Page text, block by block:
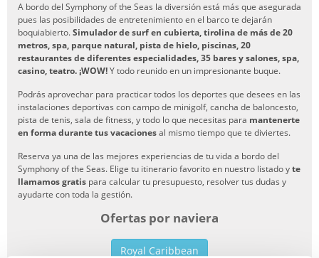
A bordo del Symphony of the Seas la diversión está más que asegurada
pues las posibilidades de entretenimiento en el barco te dejarán
boquiabierto.Simulador de surf en cubierta, tirolina de más de 20
metros, spa, parque natural, pista de hielo, piscinas, 20
restaurantes de diferentes especialidades, 35 bares y salones, spa,
casino, teatro. ¡WOW!Y todo reunido en un impresionante buque.
Podrás aprovechar para practicar todos los deportes que desees en las
instalaciones deportivas con campo de minigolf, cancha de baloncesto,
pista de tenis, sala de fitness, y todo lo que necesitas para mantenerte
en forma durante tus vacacionesal mismo tiempo que te diviertes.
Reserva ya una de las mejores experiencias de tu vida a bordo del
Symphony of the Seas. Elige tu itinerario favorito en nuestro listado yte
llamamos gratis para calcular tu presupuesto, resolver tus dudas y
ayudarte con toda la gestión.
Ofertas por naviera
Royal Caribbean